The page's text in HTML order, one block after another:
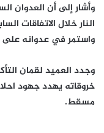
وأشار إلى أن العدوان
النار خلال الاتفاقات
واستمر في عدوانه
وجدد العميد لقمان
خروقاته يهدد جهود
مسقط.